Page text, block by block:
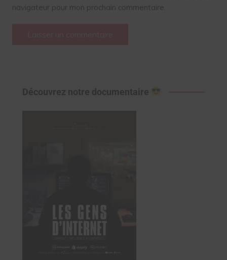
navigateur pour mon prochain commentaire.
Découvrez notre documentaire